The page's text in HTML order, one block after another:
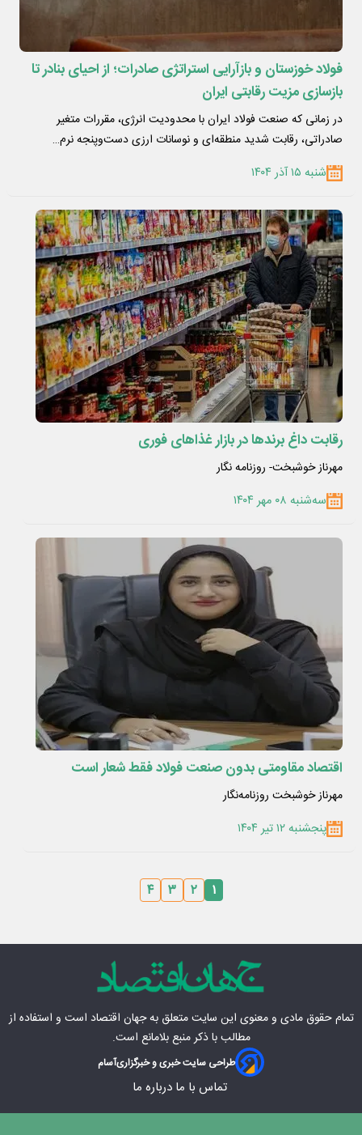
فولاد خوزستان و بازآرایی استراتژی صادرات؛ از احیای بنادر تا
بازسازی مزیت رقابتی ایران
در زمانی که صنعت فولاد ایران با محدودیت انرژی، مقررات متغیر
صادراتی، رقابت شدید منطقه‌ای و نوسانات ارزی دست‌وپنجه نرم…
شنبه ۱۵ آذر ۱۴۰۴
رقابت داغ برندها در بازار غذاهای فوری
مهرناز خوشبخت- روزنامه نگار
سه‌شنبه ۰۸ مهر ۱۴۰۴
اقتصاد مقاومتی بدون صنعت فولاد فقط شعار است
مهرناز خوشبخت روزنامه‌نگار
پنجشنبه ۱۲ تیر ۱۴۰۴
۱ ۲ ۳ ۴
تمام حقوق مادی‌ و معنوی این سایت متعلق بهجهان اقتصاد است و استفاده از
مطالب با ذکر منبع بلامانع است.
طراحی سایت خبری و خبرگزاریآسام
تماس با ما درباره ما